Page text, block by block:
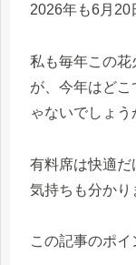
2026年も6月20
私も毎年この花
が、今年はど
ゃないでしょう
有料席は快適だ
気持ちも分かり
この記事のポイ